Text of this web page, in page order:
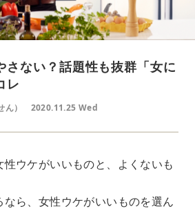
さない？話題性も抜群「女に
レ
） 2020.11.25 Wed
ウケがいいものと、よくないも
ら、女性ウケがいいものを選ん